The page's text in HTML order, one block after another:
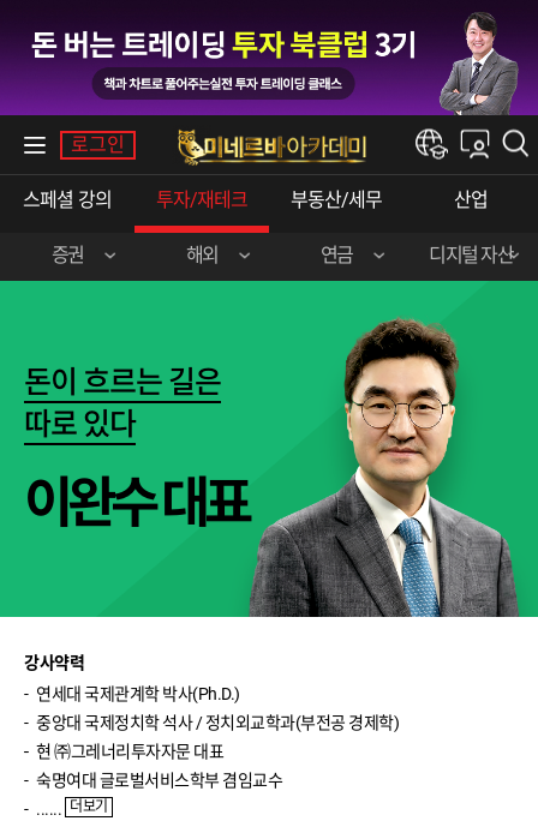
로그인
스페셜강의 투자/재테크 부동산/세무 산업
한경e아카데미
내강의실
증권
곽영훈(주식실전)
이춘광(주식입문)
송재경(주식입문)
반종민(주식입문)
신성호(ETF입문)
이진우(환율)
해외
김선형(한·미주식)
연금 디지털자산
돈이흐르는길은
따로있다
이완수대표
강사약력
연세대국제관계학박사(Ph.D.)
중앙대국제정치학석사/정치외교학과(부전공경제학)
현㈜그레너리투자자문대표
숙명여대글로벌서비스학부겸임교수
...... 더보기